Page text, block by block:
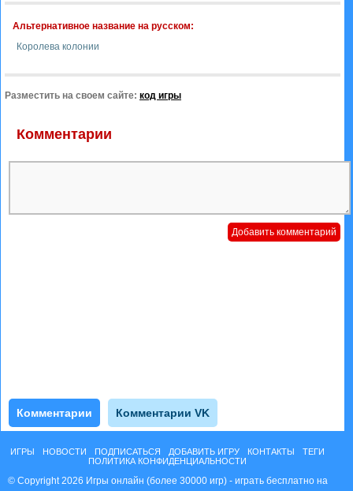
Альтернативное название на русском:
Королева колонии
Разместить на своем сайте: код игры
Комментарии
Комментарии Комментарии VK
ИГРЫ НОВОСТИ ПОДПИСАТЬСЯ ДОБАВИТЬ ИГРУ КОНТАКТЫ
ТЕГИ
ПОЛИТИКА КОНФИДЕНЦИАЛЬНОСТИ
© Copyright 2026 Игры онлайн (более 30000 игр) - играть бесплатно на